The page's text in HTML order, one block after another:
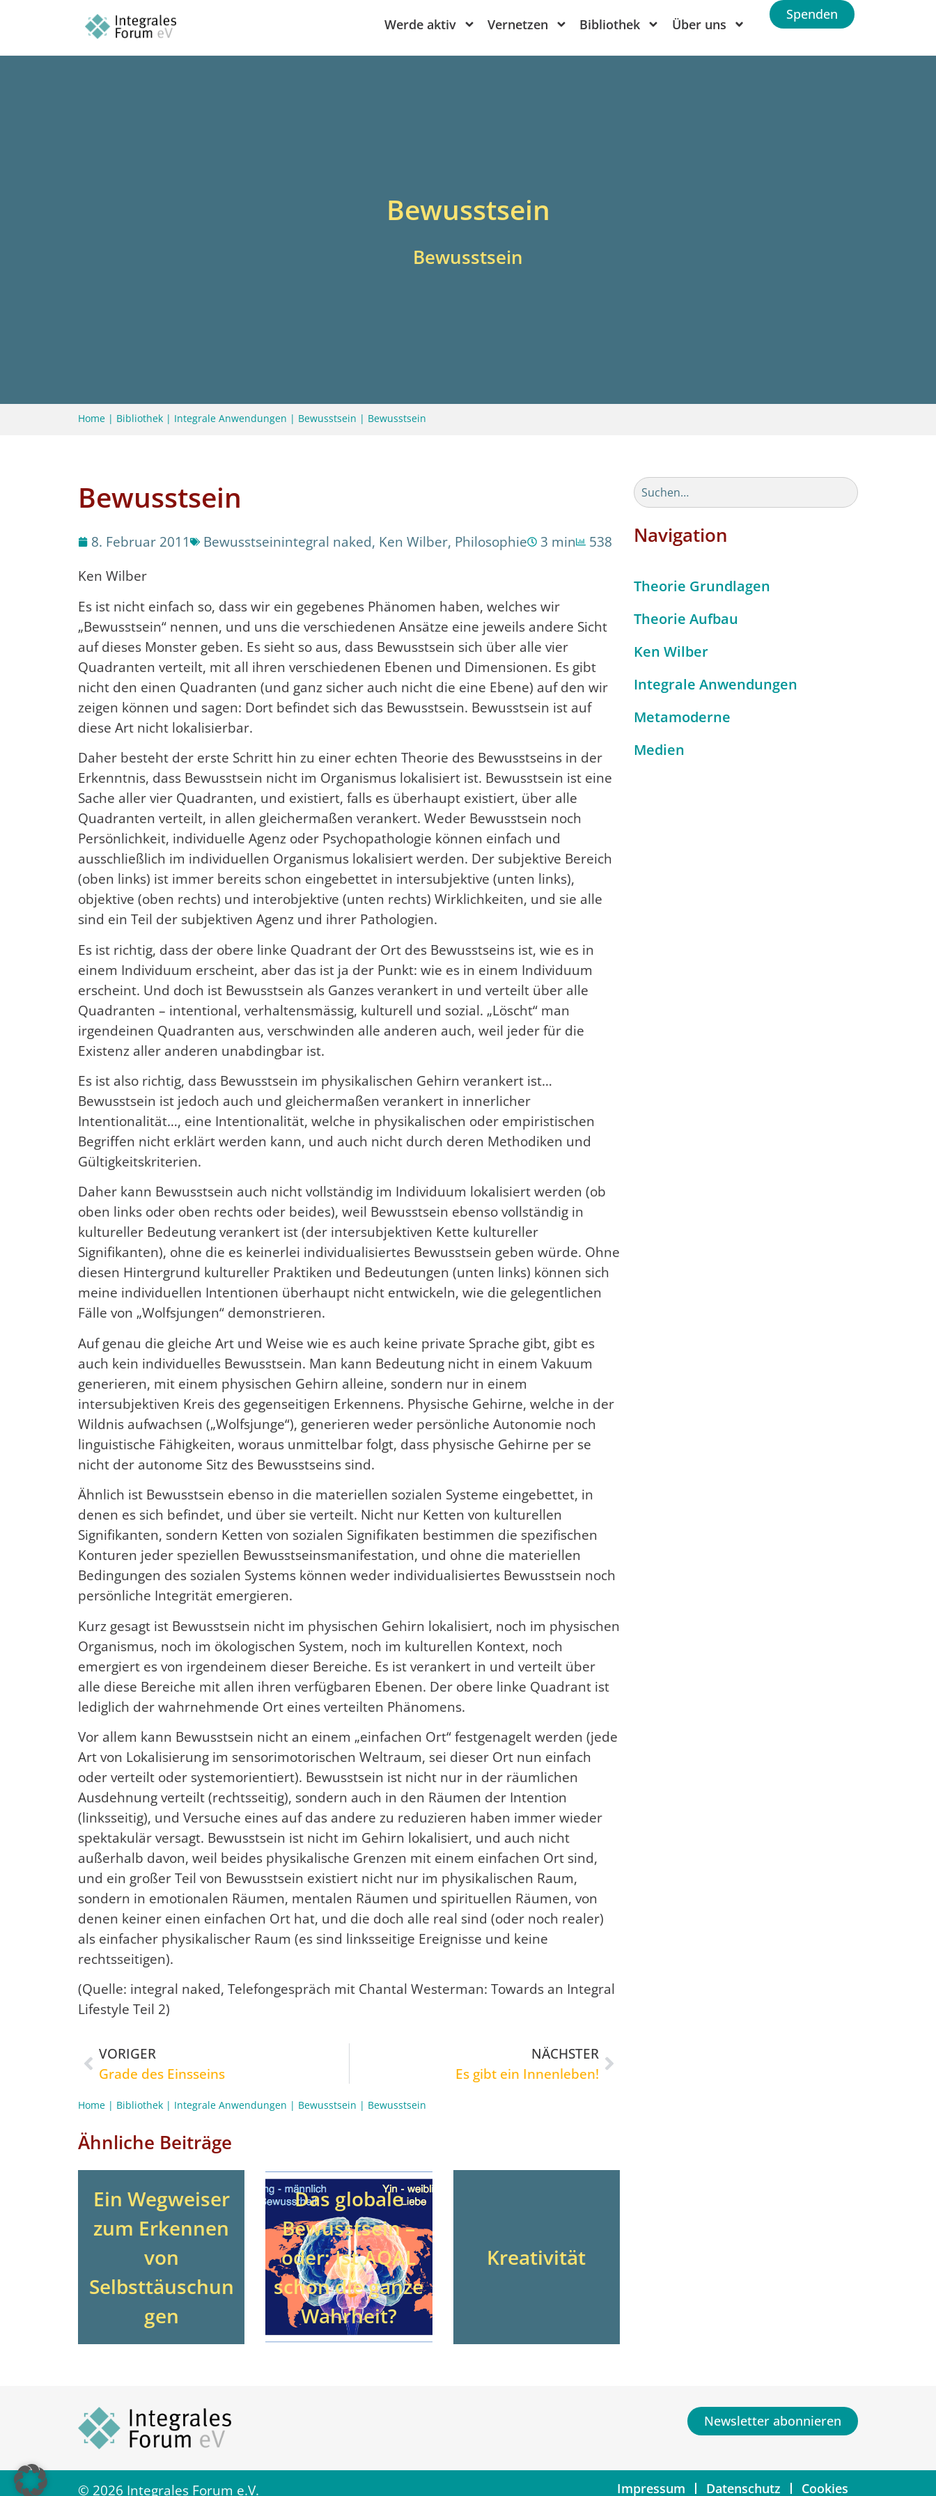
Werde aktiv Vernetzen Bibliothek Über uns
Spenden
Bewusstsein
Bewusstsein
Home | Bibliothek | Integrale Anwendungen | Bewusstsein | Bewusstsein
Bewusstsein
8. Februar 2011 Bewusstseinintegral naked, Ken Wilber, Philosophie 3 min
538
Ken Wilber
Es ist nicht einfach so, dass wir ein gegebenes Phänomen haben, welches wir
„Bewusstsein“ nennen, und uns die verschiedenen Ansätze eine jeweils andere Sicht
auf dieses Monster geben. Es sieht so aus, dass Bewusstsein sich über alle vier
Quadranten verteilt, mit all ihren verschiedenen Ebenen und Dimensionen. Es gibt
nicht den einen Quadranten (und ganz sicher auch nicht die eine Ebene) auf den wir
zeigen können und sagen: Dort befindet sich das Bewusstsein. Bewusstsein ist auf
diese Art nicht lokalisierbar.
Daher besteht der erste Schritt hin zu einer echten Theorie des Bewusstseins in der
Erkenntnis, dass Bewusstsein nicht im Organismus lokalisiert ist. Bewusstsein ist eine
Sache aller vier Quadranten, und existiert, falls es überhaupt existiert, über alle
Quadranten verteilt, in allen gleichermaßen verankert. Weder Bewusstsein noch
Persönlichkeit, individuelle Agenz oder Psychopathologie können einfach und
ausschließlich im individuellen Organismus lokalisiert werden. Der subjektive Bereich
(oben links) ist immer bereits schon eingebettet in intersubjektive (unten links),
objektive (oben rechts) und interobjektive (unten rechts) Wirklichkeiten, und sie alle
sind ein Teil der subjektiven Agenz und ihrer Pathologien.
Es ist richtig, dass der obere linke Quadrant der Ort des Bewusstseins ist, wie es in
einem Individuum erscheint, aber das ist ja der Punkt: wie es in einem Individuum
erscheint. Und doch ist Bewusstsein als Ganzes verankert in und verteilt über alle
Quadranten – intentional, verhaltensmässig, kulturell und sozial. „Löscht“ man
irgendeinen Quadranten aus, verschwinden alle anderen auch, weil jeder für die
Existenz aller anderen unabdingbar ist.
Es ist also richtig, dass Bewusstsein im physikalischen Gehirn verankert ist…
Bewusstsein ist jedoch auch und gleichermaßen verankert in innerlicher
Intentionalität…, eine Intentionalität, welche in physikalischen oder empiristischen
Begriffen nicht erklärt werden kann, und auch nicht durch deren Methodiken und
Gültigkeitskriterien.
Daher kann Bewusstsein auch nicht vollständig im Individuum lokalisiert werden (ob
oben links oder oben rechts oder beides), weil Bewusstsein ebenso vollständig in
kultureller Bedeutung verankert ist (der intersubjektiven Kette kultureller
Signifikanten), ohne die es keinerlei individualisiertes Bewusstsein geben würde. Ohne
diesen Hintergrund kultureller Praktiken und Bedeutungen (unten links) können sich
meine individuellen Intentionen überhaupt nicht entwickeln, wie die gelegentlichen
Fälle von „Wolfsjungen“ demonstrieren.
Auf genau die gleiche Art und Weise wie es auch keine private Sprache gibt, gibt es
auch kein individuelles Bewusstsein. Man kann Bedeutung nicht in einem Vakuum
generieren, mit einem physischen Gehirn alleine, sondern nur in einem
intersubjektiven Kreis des gegenseitigen Erkennens. Physische Gehirne, welche in der
Wildnis aufwachsen („Wolfsjunge“), generieren weder persönliche Autonomie noch
linguistische Fähigkeiten, woraus unmittelbar folgt, dass physische Gehirne per se
nicht der autonome Sitz des Bewusstseins sind.
Ähnlich ist Bewusstsein ebenso in die materiellen sozialen Systeme eingebettet, in
denen es sich befindet, und über sie verteilt. Nicht nur Ketten von kulturellen
Signifikanten, sondern Ketten von sozialen Signifikaten bestimmen die spezifischen
Konturen jeder speziellen Bewusstseinsmanifestation, und ohne die materiellen
Bedingungen des sozialen Systems können weder individualisiertes Bewusstsein noch
persönliche Integrität emergieren.
Kurz gesagt ist Bewusstsein nicht im physischen Gehirn lokalisiert, noch im physischen
Organismus, noch im ökologischen System, noch im kulturellen Kontext, noch
emergiert es von irgendeinem dieser Bereiche. Es ist verankert in und verteilt über
alle diese Bereiche mit allen ihren verfügbaren Ebenen. Der obere linke Quadrant ist
lediglich der wahrnehmende Ort eines verteilten Phänomens.
Vor allem kann Bewusstsein nicht an einem „einfachen Ort“ festgenagelt werden (jede
Art von Lokalisierung im sensorimotorischen Weltraum, sei dieser Ort nun einfach
oder verteilt oder systemorientiert). Bewusstsein ist nicht nur in der räumlichen
Ausdehnung verteilt (rechtsseitig), sondern auch in den Räumen der Intention
(linksseitig), und Versuche eines auf das andere zu reduzieren haben immer wieder
spektakulär versagt. Bewusstsein ist nicht im Gehirn lokalisiert, und auch nicht
außerhalb davon, weil beides physikalische Grenzen mit einem einfachen Ort sind,
und ein großer Teil von Bewusstsein existiert nicht nur im physikalischen Raum,
sondern in emotionalen Räumen, mentalen Räumen und spirituellen Räumen, von
denen keiner einen einfachen Ort hat, und die doch alle real sind (oder noch realer)
als einfacher physikalischer Raum (es sind linksseitige Ereignisse und keine
rechtsseitigen).
(Quelle: integral naked, Telefongespräch mit Chantal Westerman: Towards an Integral
Lifestyle Teil 2)
VORIGER
Grade des Einsseins
NÄCHSTER
Es gibt ein Innenleben!
Home | Bibliothek | Integrale Anwendungen | Bewusstsein | Bewusstsein
Ähnliche Beiträge
Ein Wegweiser
zum Erkennen
von
Selbsttäuschun
gen
Das globale
Bewusstsein –
oder: Ist AQAL
schon die ganze
Wahrheit?
Kreativität
Navigation
Theorie Grundlagen
Theorie Aufbau
Ken Wilber
Integrale Anwendungen
Metamoderne
Medien
Newsletter abonnieren
© 2026 Integrales Forum e.V. Impressum Datenschutz Cookies